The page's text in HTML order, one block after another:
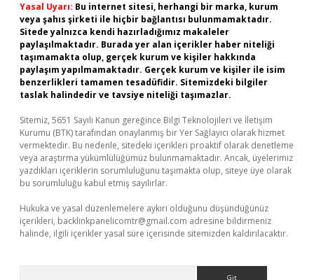
Yasal Uyarı: Bu internet sitesi, herhangi bir marka, kurum
veya şahıs şirketi ile hiçbir bağlantısı bulunmamaktadır.
Sitede yalnızca kendi hazırladığımız makaleler
paylaşılmaktadır. Burada yer alan içerikler haber niteliği
taşımamakta olup, gerçek kurum ve kişiler hakkında
paylaşım yapılmamaktadır. Gerçek kurum ve kişiler ile isim
benzerlikleri tamamen tesadüfidir. Sitemizdeki bilgiler
taslak halindedir ve tavsiye niteliği taşımazlar.
Sitemiz, 5651 Sayılı Kanun gereğince Bilgi Teknolojileri ve İletişim
Kurumu (BTK) tarafından onaylanmış bir Yer Sağlayıcı olarak hizmet
vermektedir. Bu nedenle, sitedeki içerikleri proaktif olarak denetleme
veya araştırma yükümlülüğümüz bulunmamaktadır. Ancak, üyelerimiz
yazdıkları içeriklerin sorumluluğunu taşımakta olup, siteye üye olarak
bu sorumluluğu kabul etmiş sayılırlar.
Hukuka ve yasal düzenlemelere aykırı olduğunu düşündüğünüz
içerikleri, backlinkpanelicomtr@gmail.com adresine bildirmeniz
halinde, ilgili içerikler yasal süre içerisinde sitemizden kaldırılacaktır.